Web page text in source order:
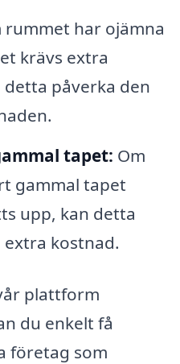
rummet har ojämna
krävs extra
påverka den
tapet: Om
gammal tapet
upp, kan detta
kostnad.
plattform
du enkelt få
företag som